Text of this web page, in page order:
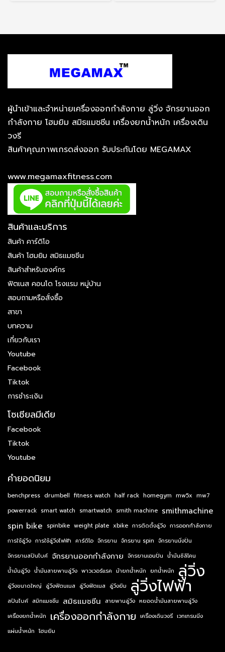
ผู้นำเข้าและจำหน่ายเครื่องออกกำลังกาย ลู่วิ่ง จักรยานออก
กำลังกาย โฮมยิม สมิธแมชชีน เครื่องยกน้ำหนัก เครื่องเดิน
วงรี
สินค้าคุณภาพเกรดส่งออก รับประกันโดย MEGAMAX
www.megamaxfitness.com
สินค้าและบริการ
สินค้า คาร์ดิโอ
สินค้า โฮมยิม สมิธแมชชีน
สินค้าสำหรับองค์กร
ฟิตเนส คอนโด โรงแรม หมู่บ้าน
สอบถามหรือสั่งซื้อ
สาขา
บทความ
เกี่ยวกับเรา
Youtube
Facebook
Tiktok
การชำระเงิน
โซเชียลมีเดีย
Facebook
Tiktok
Youtube
คำยอดนิยม
benchpress drumbell fitness watch half rack homegym mw5x mw7
powerrack smart watch smartwatch smith machine smithmachine
spin bike spinbike weight plate xbike การติดตั้งลู่วิ่ง การออกกำลังกาย
การใช้ลู่วิ่ง การใช้ลู่วิ่งไฟฟ้า คาร์ดิโอ จักรยาน จักรยาน spin จักรยานนั่งปั่น
จักรยานสปินไบค์ จักรยานออกกำลังกาย จักรยานเอนปั่น น้ำมันซิลิโคน
น้ำมันลู่วิ่ง น้ำมันสายพานลู่วิ่ง พาวเวอร์แรค ม้ายกน้ำหนัก ยกน้ำหนัก ลู่วิ่ง
ลู่วิ่งขนาดใหญ่ ลู่วิ่งฟิตนเนส ลู่วิ่งฟิตเนส ลู่วิ่งยิม ลู่วิ่งไฟฟ้า
สปินไบค์ สมิทแมชชีน สมิธแมชชีน สายพานลู่วิ่ง หยอดน้ำมันสายพานลู่วิ่ง
เครื่องยกน้ำหนัก เครื่องออกกำลังกาย เครื่องเดินวงรี เวทเทรนนิ่ง
แผ่นน้ำหนัก โฮมยิม